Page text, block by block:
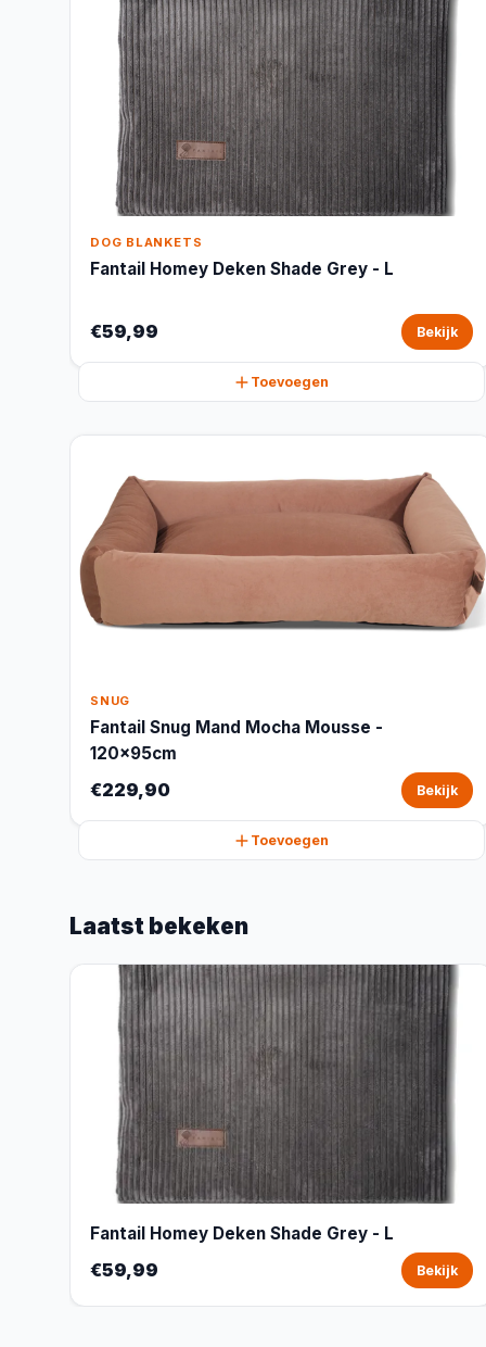
DOG BLANKETS
Fantail Homey Deken Shade Grey - L
€59,99 Bekijk
Toevoegen
SNUG
Fantail Snug Mand Mocha Mousse -
120x95cm
€229,90 Bekijk
Toevoegen
Laatst bekeken
Fantail Homey Deken Shade Grey - L
€59,99 Bekijk